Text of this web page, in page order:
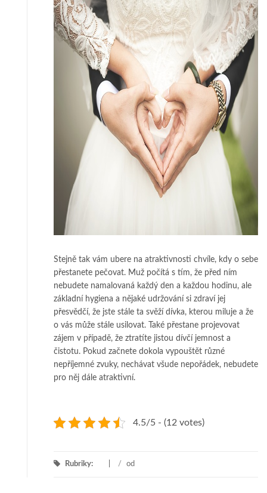
Stejně tak vám ubere na atraktivnosti chvíle, kdy o sebe
přestanete pečovat. Muž počítá s tím, že před ním
nebudete namalovaná každý den a každou hodinu, ale
základní hygiena a nějaké udržování si zdraví jej
přesvědčí, že jste stále ta svěží dívka, kterou miluje a že
o vás může stále usilovat. Také přestane projevovat
zájem v případě, že ztratíte jistou dívčí jemnost a
čistotu. Pokud začnete dokola vypouštět různé
nepříjemné zvuky, nechávat všude nepořádek, nebudete
pro něj dále atraktivní.
4.5/5 - (12 votes)
Rubriky: / od